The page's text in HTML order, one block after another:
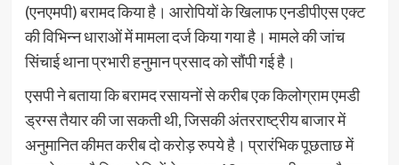
(एनएमपी) बरामद किया है। आरोपियों के खिलाफ एनडीपीएस एक्ट
की विभिन्न धाराओं में मामला दर्ज किया गया है। मामले की जांच
सिंचाई थाना प्रभारी हनुमान प्रसाद को सौंपी गई है।
एसपी ने बताया कि बरामद रसायनों से करीब एक किलोग्राम एमडी
ड्रग्स तैयार की जा सकती थी, जिसकी अंतरराष्ट्रीय बाजार में
अनुमानित कीमत करीब दो करोड़ रुपये है। प्रारंभिक पूछताछ में